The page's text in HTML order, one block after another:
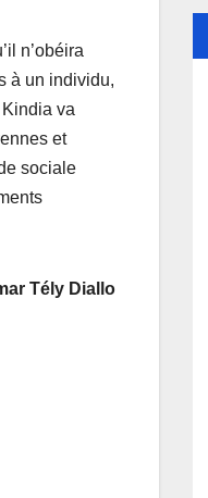
n’obéira
à un individu,
va
et
sociale
Tély Diallo